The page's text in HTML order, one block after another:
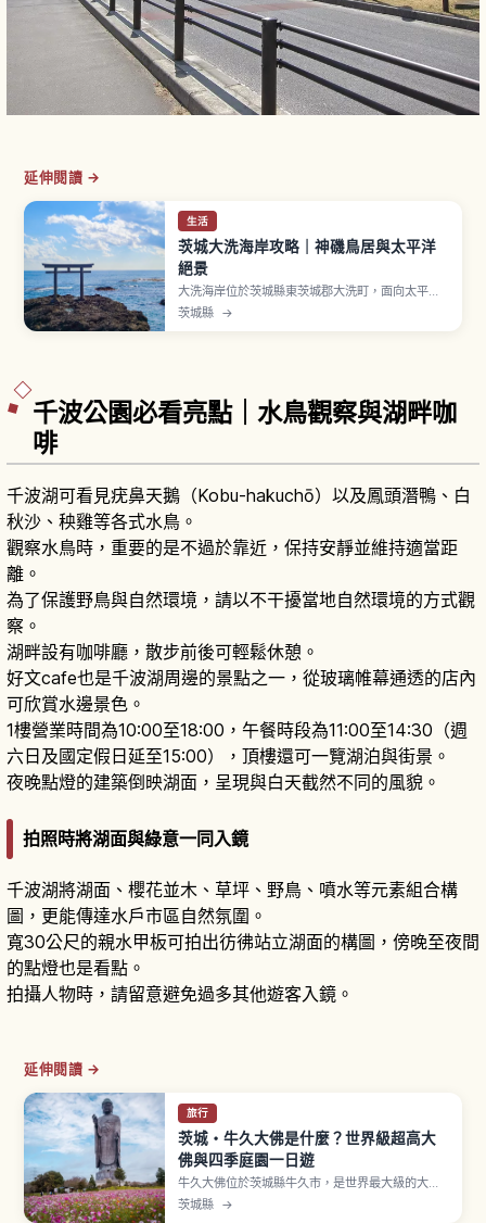
延伸閱讀 →
生活
茨城大洗海岸攻略｜神磯鳥居與太平洋
絕景
大洗海岸位於茨城縣東茨城郡大洗町，面向太平
洋。象徵「神磯鳥居」矗立海上岩礁，日出時呈現
茨城縣 →
千波公園必看亮點｜水鳥觀察與湖畔咖
啡
千波湖可看見疣鼻天鵝（Kobu-hakuchō）以及鳳頭潛鴨、白
秋沙、秧雞等各式水鳥。
觀察水鳥時，重要的是不過於靠近，保持安靜並維持適當距
離。
為了保護野鳥與自然環境，請以不干擾當地自然環境的方式觀
察。
湖畔設有咖啡廳，散步前後可輕鬆休憩。
好文cafe也是千波湖周邊的景點之一，從玻璃帷幕通透的店內
可欣賞水邊景色。
1樓營業時間為10:00至18:00，午餐時段為11:00至14:30（週
六日及國定假日延至15:00），頂樓還可一覽湖泊與街景。
夜晚點燈的建築倒映湖面，呈現與白天截然不同的風貌。
拍照時將湖面與綠意一同入鏡
千波湖將湖面、櫻花並木、草坪、野鳥、噴水等元素組合構
圖，更能傳達水戶市區自然氛圍。
寬30公尺的親水甲板可拍出彷彿站立湖面的構圖，傍晚至夜間
的點燈也是看點。
拍攝人物時，請留意避免過多其他遊客入鏡。
延伸閱讀 →
旅行
茨城・牛久大佛是什麼？世界級超高大
佛與四季庭園一日遊
牛久大佛位於茨城縣牛久市，是世界最大級的大佛
像之一，正式名稱「牛久阿彌陀大佛」。全高達
茨城縣 →